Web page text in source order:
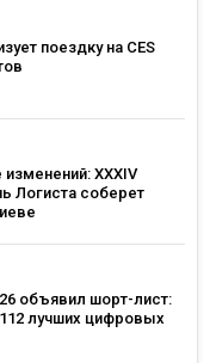
поездку на CES
XXXIV
Логиста соберет
объявил шорт-лист:
лучших цифровых